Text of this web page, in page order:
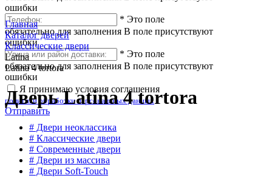
ошибки
* Это поле
обязательно для заполнения В поле присутствуют
ошибки
* Это поле
обязательно для заполнения В поле присутствуют
ошибки
Я принимаю условия соглашения
политики обработки персональных данных
Отправить
Главная
Каталог дверей
Классические двери
Latina
Latina 4 tortora
Дверь Latina 4 tortora
# Двери неоклассика
# Классические двери
# Современные двери
# Двери из массива
# Двери Soft-Touch